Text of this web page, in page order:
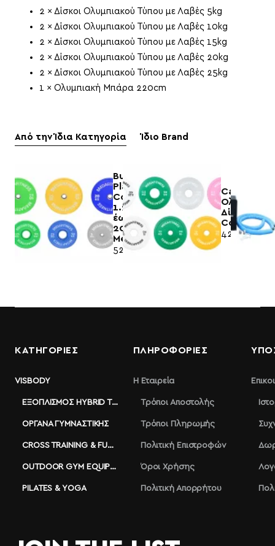
2 × Δίσκοι Ολυμπιακού Τύπου με Λαβές 5kg
2 × Δίσκοι Ολυμπιακού Τύπου με Λαβές 10kg
2 × Δίσκοι Ολυμπιακού Τύπου με Λαβές 15kg
2 × Δίσκοι Ολυμπιακού Τύπου με Λαβές 20kg
2 × Δίσκοι Ολυμπιακού Τύπου με Λαβές 25kg
1 × Ολυμπιακή Μπάρα 220cm
Από την Ίδια Κατηγορία Ίδιο Brand
Bumper
Plate
Combo
1.25
έως
20kg|
Megafitness
525,00€
Calibrated
Δίσκοι
425,00€
ΚΑΤΗΓΟΡΙΕΣ
VISBODY
ΕΞΟΠΛΙΣΜΌΣ HYBRID TRAINING
ΌΡΓΑΝΑ ΓΥΜΝΑΣΤΙΚΉΣ
CROSS TRAINING & FUNCTIONAL
OUTDOOR GYM EQUIPMENT
PILATES & YOGA
ΠΛΗΡΟΦΟΡΊΕΣ
Η Εταιρεία
Τρόποι Αποστολής
Τρόποι Πληρωμής
Πολιτική Επιστροφών
Όροι Χρήσης
Πολιτική Απορρήτου